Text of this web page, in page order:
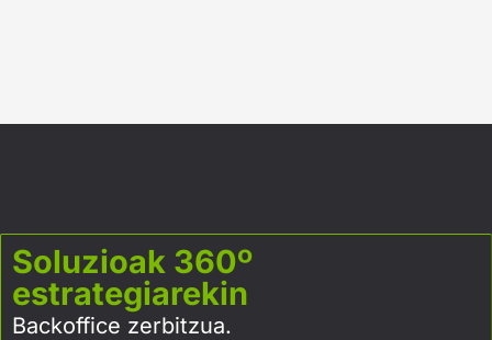
Soluzioak 360º
estrategiarekin
Backoffice zerbitzua.